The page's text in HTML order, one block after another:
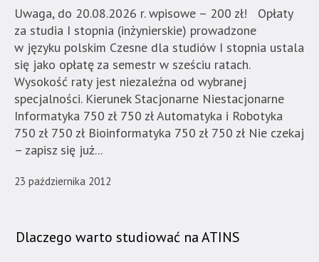
wiadomością.
Strona
została
wyposażona
dedykowane
skróty
zatem
jest
Uwaga, do 20.08.2026 r. wpisowe – 200 zł! Opłaty
za studia I stopnia (inżynierskie) prowadzone
w języku polskim Czesne dla studiów I stopnia ustala
się jako opłatę za semestr w sześciu ratach.
Wysokość raty jest niezależna od wybranej
specjalności. Kierunek Stacjonarne Niestacjonarne
Informatyka 750 zł 750 zł Automatyka i Robotyka
750 zł 750 zł Bioinformatyka 750 zł 750 zł Nie czekaj
– zapisz się już...
23 października 2012
Dlaczego warto studiować na ATINS